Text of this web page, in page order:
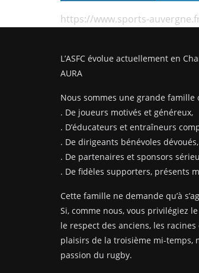
https://www.sports-
L’ASFC évolue actuellement en
AURA
Nous sommes une grande famille
. De joueurs motivés et généreux,
. D’éducateurs et entraîneurs
. De dirigeants bénévoles dévoués,
. De partenaires et sponsors
. De fidèles supporters, présents
Cette famille ne demande qu’à
Si, comme nous, vous privilégiez
le respect des anciens, les
plaisirs de la troisième mi-temps,
passion du rugby.